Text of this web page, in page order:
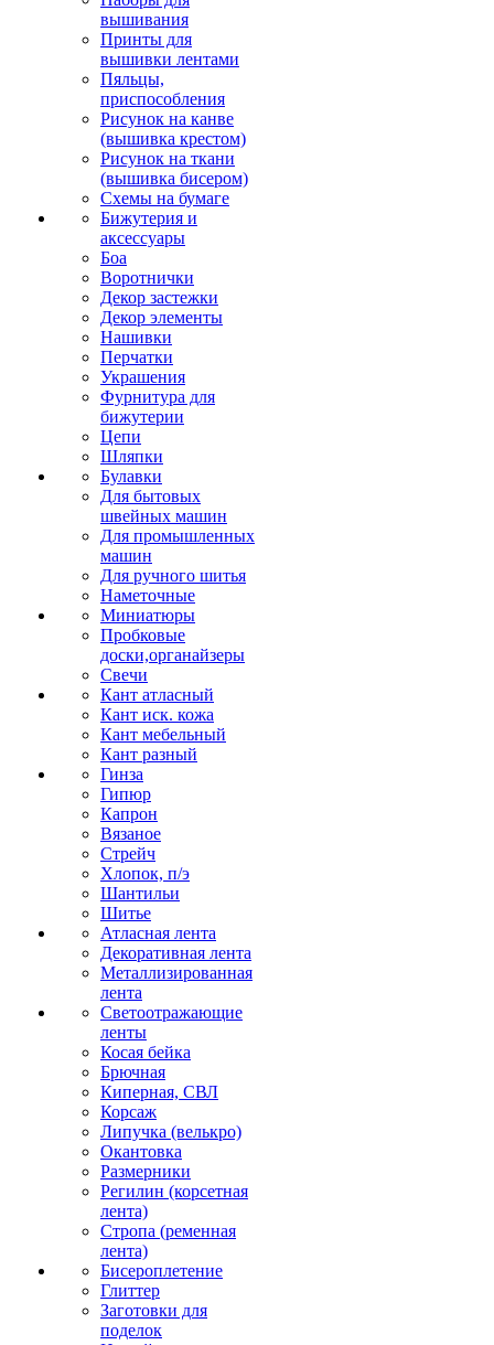
вышивания
Принты для
вышивки лентами
Пяльцы,
приспособления
Рисунок на канве
(вышивка крестом)
Рисунок на ткани
(вышивка бисером)
Схемы на бумаге
Бижутерия и
аксессуары
Боа
Воротнички
Декор застежки
Декор элементы
Нашивки
Перчатки
Украшения
Фурнитура для
бижутерии
Цепи
Шляпки
Булавки
Для бытовых
швейных машин
Для промышленных
машин
Для ручного шитья
Наметочные
Миниатюры
Пробковые
доски,органайзеры
Свечи
Кант атласный
Кант иск. кожа
Кант мебельный
Кант разный
Гинза
Гипюр
Капрон
Вязаное
Стрейч
Хлопок, п/э
Шантильи
Шитье
Атласная лента
Декоративная лента
Металлизированная
лента
Светоотражающие
ленты
Косая бейка
Брючная
Киперная, СВЛ
Корсаж
Липучка (велькро)
Окантовка
Размерники
Регилин (корсетная
лента)
Стропа (ременная
лента)
Бисероплетение
Глиттер
Заготовки для
поделок